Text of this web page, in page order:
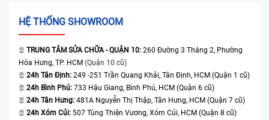
HỆ THỐNG SHOWROOM
TRUNG TÂM SỬA CHỮA - QUẬN 10: 260 Đường 3 Tháng 2, Phường
Hòa Hưng, TP. HCM (Quận 10 cũ)
24h Tân Định: 249 -251 Trần Quang Khải, Tân Định, HCM (Quận 1 cũ)
24h Bình Phú: 733 Hậu Giang, Bình Phú, HCM (Quận 6 cũ)
24h Tân Hưng: 481A Nguyễn Thị Thập, Tân Hưng, HCM (Quận 7 cũ)
24h Xóm Củi: 507 Tùng Thiện Vương, Xóm Củi, HCM (Quận 8 cũ)